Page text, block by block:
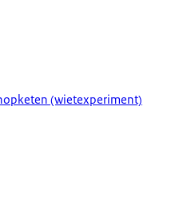
(wietexperiment)